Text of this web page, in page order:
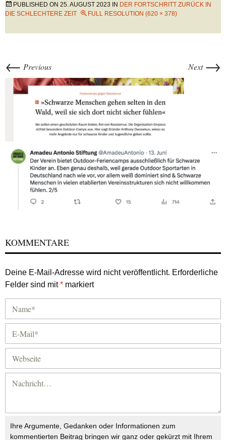
PUBLISHED ON 25. AUGUST 2023 IN DER FORTSCHRITT ZURÜCK IN
DIE SCHLECHTERE ZEIT
FULL RESOLUTION (620 × 378)
← Previous Next →
KOMMENTARE
Deine E-Mail-Adresse wird nicht veröffentlicht. Erforderliche
Felder sind mit* markiert
Ihre Argumente, Gedanken oder Informationen zum
kommentierten Beitrag bringen wir ganz oder gekürzt mit Ihrem